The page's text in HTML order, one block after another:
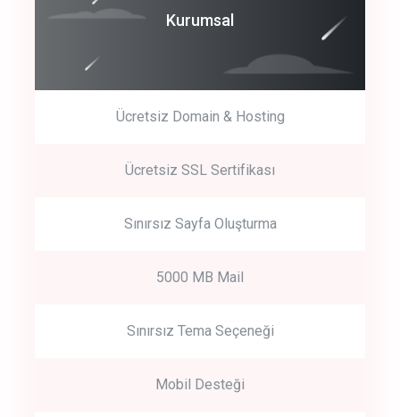
Get Started
Start by trying our service for 30 days free trial no credit card
Kurumsal
Ücretsiz Domain & Hosting
Ücretsiz SSL Sertifikası
Sınırsız Sayfa Oluşturma
5000 MB Mail
Sınırsız Tema Seçeneği
Mobil Desteği
Coroprate